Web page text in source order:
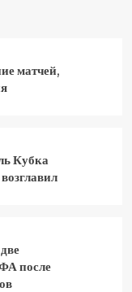
матчей,
Кубка
после